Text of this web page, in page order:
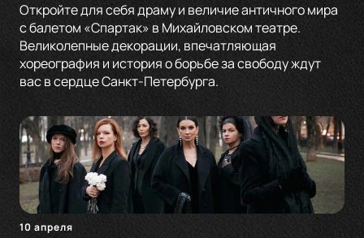
Откройте для себя драму и величие античного мира
с балетом «Спартак» в Михайловском театре.
Великолепные декорации, впечатляющая
хореография и история о борьбе за свободу ждут
вас в сердце Санкт-Петербурга.
10 апреля